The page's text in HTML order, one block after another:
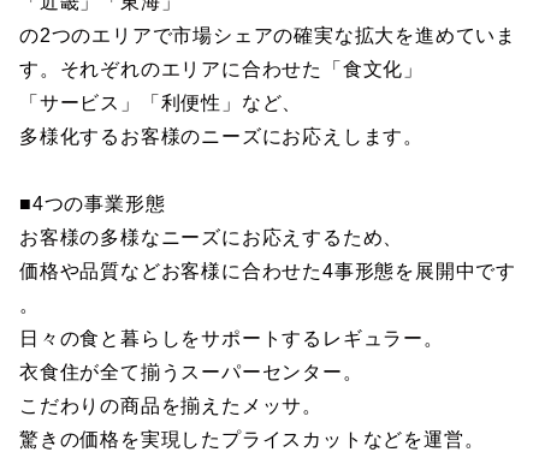
の2つのエリアで市場シェアの確実な拡大を進めていま
す。それぞれのエリアに合わせた「食文化」
「サービス」「利便性」など、
多様化するお客様のニーズにお応えします。
■4つの事業形態
お客様の多様なニーズにお応えするため、
価格や品質などお客様に合わせた4事形態を展開中です
。
日々の食と暮らしをサポートするレギュラー。
衣食住が全て揃うスーパーセンター。
こだわりの商品を揃えたメッサ。
驚きの価格を実現したプライスカットなどを運営。